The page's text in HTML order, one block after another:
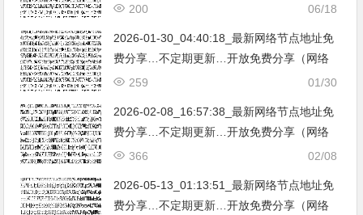
免费节点香港|日本|韩国|新加坡|台湾|马来西
06/18
200
2026-01-30_04:40:18_最新网络节点地址免
费分享…不定期更新…开放免费分享（网络
免费节点香港|日本|韩国|新加坡|台湾|马来西
01/30
259
2026-02-08_16:57:38_最新网络节点地址免
费分享…不定期更新…开放免费分享（网络
免费节点香港|日本|韩国|新加坡|台湾|马来西
02/08
366
2026-05-13_01:13:51_最新网络节点地址免
费分享…不定期更新…开放免费分享（网络